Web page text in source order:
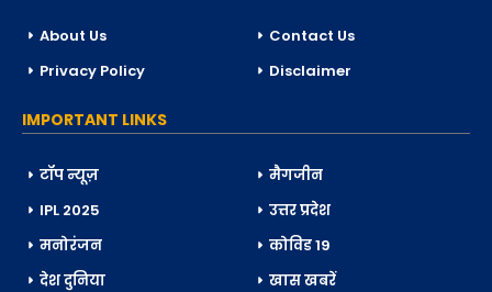
About Us
Contact Us
Privacy Policy
Disclaimer
IMPORTANT LINKS
टॉप न्यूज़
मैगजीन
IPL 2025
उत्तर प्रदेश
मनोरंजन
कोविड 19
देश दुनिया
खास खबरें